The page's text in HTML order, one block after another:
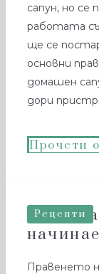
сапун, но
работата
ще се
основни
домашен
дори
Прочети
Рецепти
Правенето